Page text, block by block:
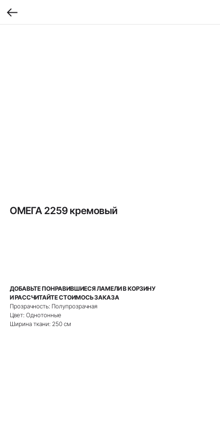
ОМЕГА 2259 кремовый
ДОБАВЬТЕ ПОНРАВИВШИЕСЯ ЛАМЕЛИ В КОРЗИНУ
И РАССЧИТАЙТЕ СТОИМОСЬ ЗАКАЗА
Прозрачность: Полупрозрачная
Цвет: Однотонные
Ширина ткани: 250 см